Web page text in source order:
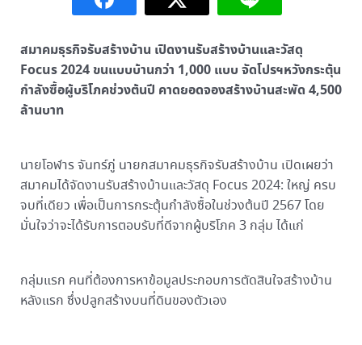
สมาคมธุรกิจรับสร้างบ้าน เปิดงานรับสร้างบ้านและวัสดุ
Focus 2024 ขนแบบบ้านกว่า 1,000 แบบ จัดโปรฯหวังกระตุ้น
กำลังซื้อผู้บริโภคช่วงต้นปี คาดยอดจองสร้างบ้านสะพัด 4,500
ล้านบาท
นายโอฬาร จันทร์ภู่ นายกสมาคมธุรกิจรับสร้างบ้าน เปิดเผยว่า
สมาคมได้จัดงานรับสร้างบ้านและวัสดุ Focus 2024: ใหญ่ ครบ
จบที่เดียว เพื่อเป็นการกระตุ้นกำลังซื้อในช่วงต้นปี 2567 โดย
มั่นใจว่าจะได้รับการตอบรับที่ดีจากผู้บริโภค 3 กลุ่ม ได้แก่
กลุ่มแรก คนที่ต้องการหาข้อมูลประกอบการตัดสินใจสร้างบ้าน
หลังแรก ซึ่งปลูกสร้างบนที่ดินของตัวเอง